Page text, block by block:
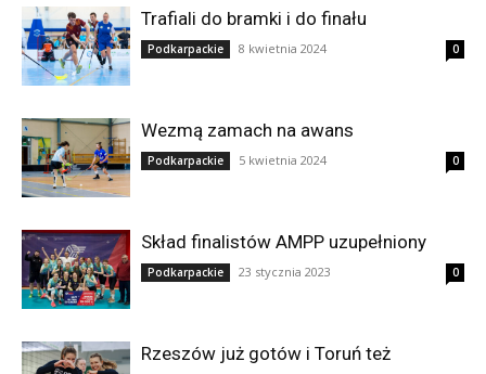
Trafiali do bramki i do finału
Podkarpackie 8 kwietnia 2024 0
Wezmą zamach na awans
Podkarpackie 5 kwietnia 2024 0
Skład finalistów AMPP uzupełniony
Podkarpackie 23 stycznia 2023 0
Rzeszów już gotów i Toruń też